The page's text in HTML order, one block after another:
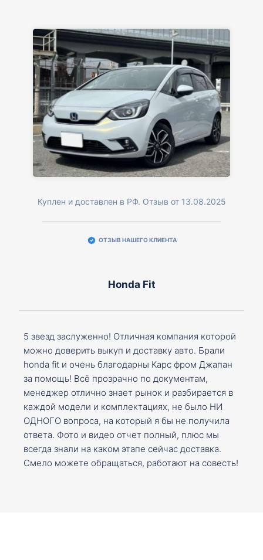
Куплен и доставлен в РФ. Отзыв от 13.08.2025
ОТЗЫВ НАШЕГО КЛИЕНТА
Honda Fit
5 звезд заслуженно! Отличная компания которой
можно доверить выкуп и доставку авто. Брали
honda fit и очень благодарны Карс фром Джапан
за помощь! Всё прозрачно по документам,
менеджер отлично знает рынок и разбирается в
каждой модели и комплектациях, не было НИ
ОДНОГО вопроса, на который я бы не получила
ответа. Фото и видео отчет полный, плюс мы
всегда знали на каком этапе сейчас доставка.
Смело можете обращаться, работают на совесть!